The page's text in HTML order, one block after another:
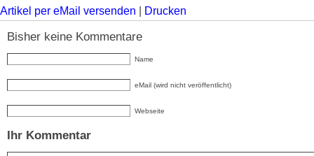
Artikel per eMail versenden Drucken
Bisher keine Kommentare
Name
eMail (wird nicht veröffentlicht)
Webseite
Ihr Kommentar